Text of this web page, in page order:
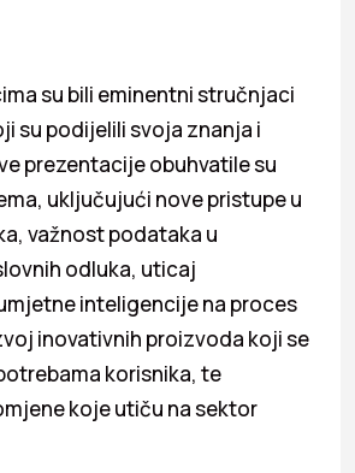
su bili eminentni stručnjaci
su podijelili svoja znanja i
prezentacije obuhvatile su
uključujući nove pristupe u
važnost podataka u
odluka, uticaj
inteligencije na proces
inovativnih proizvoda koji se
korisnika, te
koje utiču na sektor